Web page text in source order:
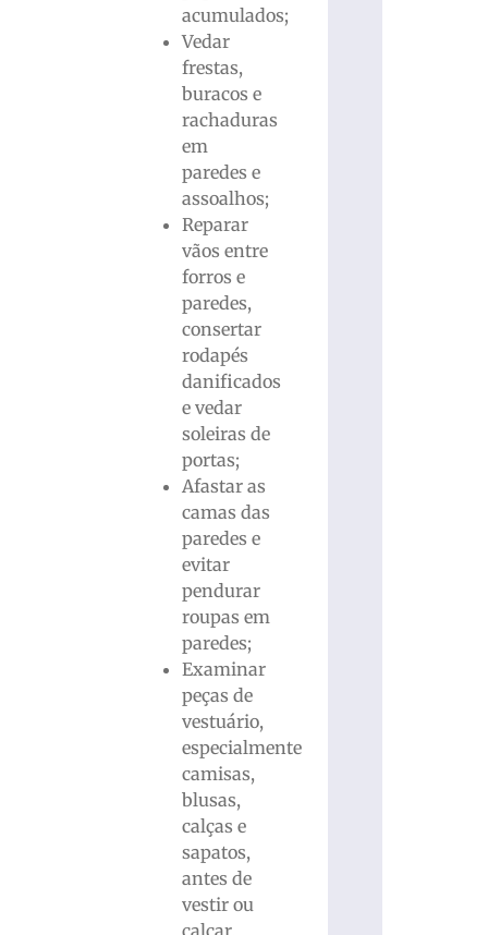
acumulados;
Vedar
frestas,
buracos e
rachaduras
em
paredes e
assoalhos;
Reparar
vãos entre
forros e
paredes,
consertar
rodapés
danificados
e vedar
soleiras de
portas;
Afastar as
camas das
paredes e
evitar
pendurar
roupas em
paredes;
Examinar
peças de
vestuário,
especialmente
camisas,
blusas,
calças e
sapatos,
antes de
vestir ou